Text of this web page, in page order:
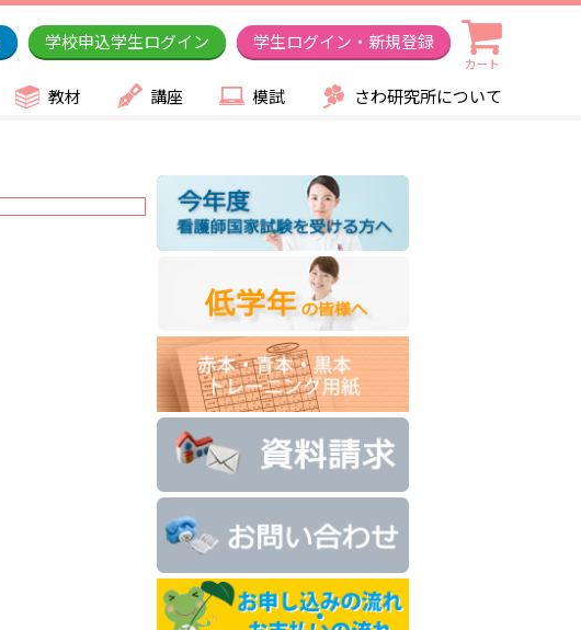
学校申込学生ログイン 学生ログイン・新規登録
カート
教材 講座 模試 さわ研究所について